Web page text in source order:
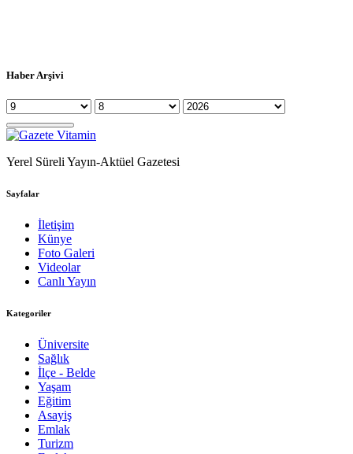
Haber Arşivi
Yerel Süreli Yayın-Aktüel Gazetesi
Sayfalar
İletişim
Künye
Foto Galeri
Videolar
Canlı Yayın
Kategoriler
Üniversite
Sağlık
İlçe - Belde
Yaşam
Eğitim
Asayiş
Emlak
Turizm